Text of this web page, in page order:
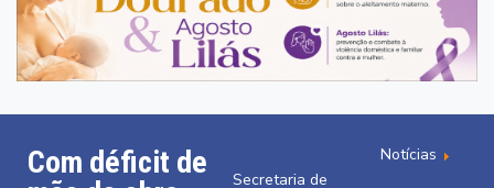
Com déficit de
Notícias
Secretaria de